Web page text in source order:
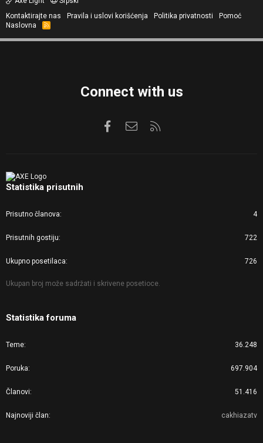
Kontaktirajte nas
Pravila i uslovi korišćenja Politika privatnosti
Pomoć
Naslovna
R
S
Connect with us
FacebookKontaktirajte nas
Statistika prisutnih
Prisutno članova 4
Prisutnih gostiju 722
Ukupno posetilaca 726
Ukupan broj može sadržati i skrivene posetioce.
Statistika foruma
Teme 36.248
Poruka 697.904
Članovi 51.416
Najnoviji član cakhiazatv